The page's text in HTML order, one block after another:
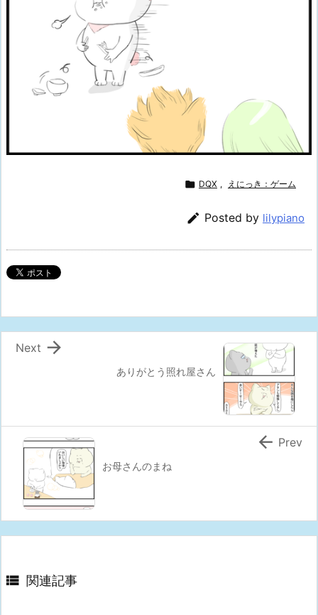
 DQX , えにっき：ゲーム
 Posted by lilypiano
ありがとう照れ屋さん

Next
お母さんのまね
 Prev
 関連記事